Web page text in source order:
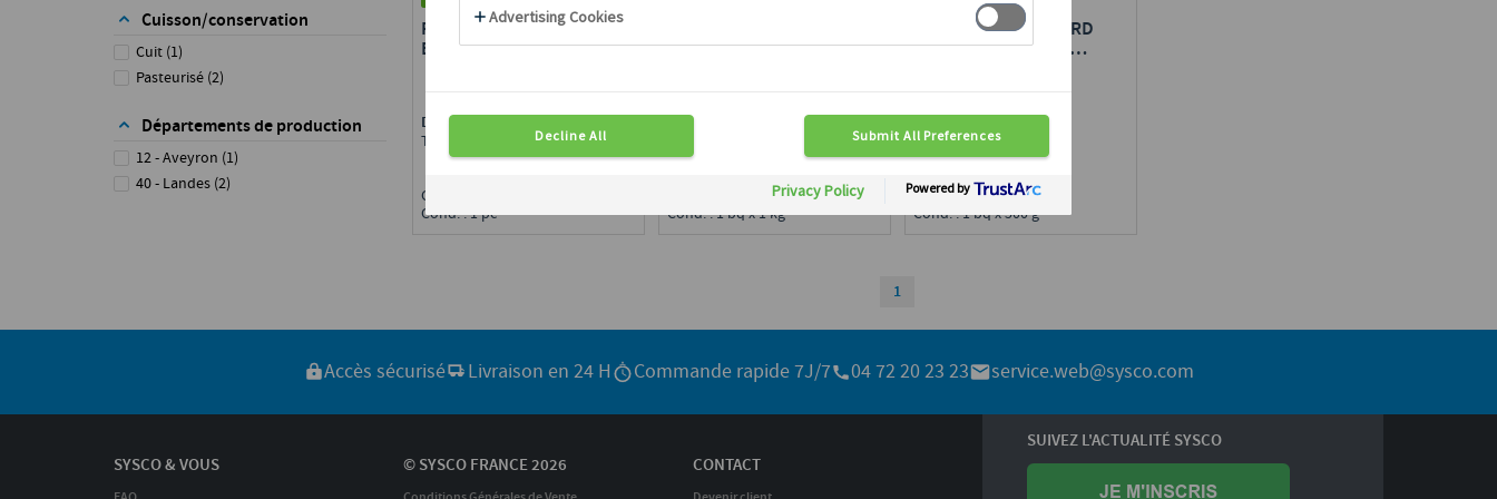
Cuisson/conservation
Cuit (1)
Pasteurisé (2)
Départements de production
12 - Aveyron (1)
40 - Landes (2)
FOIE GRAS DE CANARD
ENTIER FLEUR DE SEL
FRANCE
Disponible en région :
Toute France
Calibre : 480 g
Cond. : 1 pc
GRAS DE CANARD MI-CUIT
Disponible en région :
Cond. : 1 bq x 1 kg
FOIE GRAS DE CANARD
ENTIER MARBRÉ AU
OUEST
Disponible en région :
Toute France
Cond. : 1 bq x 500 g
1
Accès sécurisé Livraison en 24 H Commande rapide 7J/7 04 72 20 23 23 service.web@sysco.com
SYSCO & VOUS © SYSCO FRANCE 2026 CONTACT
SUIVEZ L'ACTUALITÉ SYSCO